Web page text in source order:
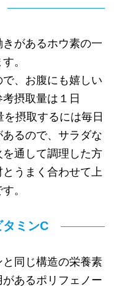
があるホウ素の一
。
、お腹にも嬉しい
摂取量は１日
摂取するには毎日
るので、サラダな
通して調理した方
うまく合わせて上
。
ミンC
同じ構造の栄養素
あるポリフェノー